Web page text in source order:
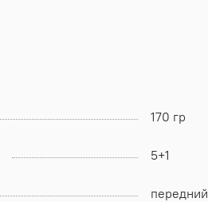
170 гр
5+1
передний